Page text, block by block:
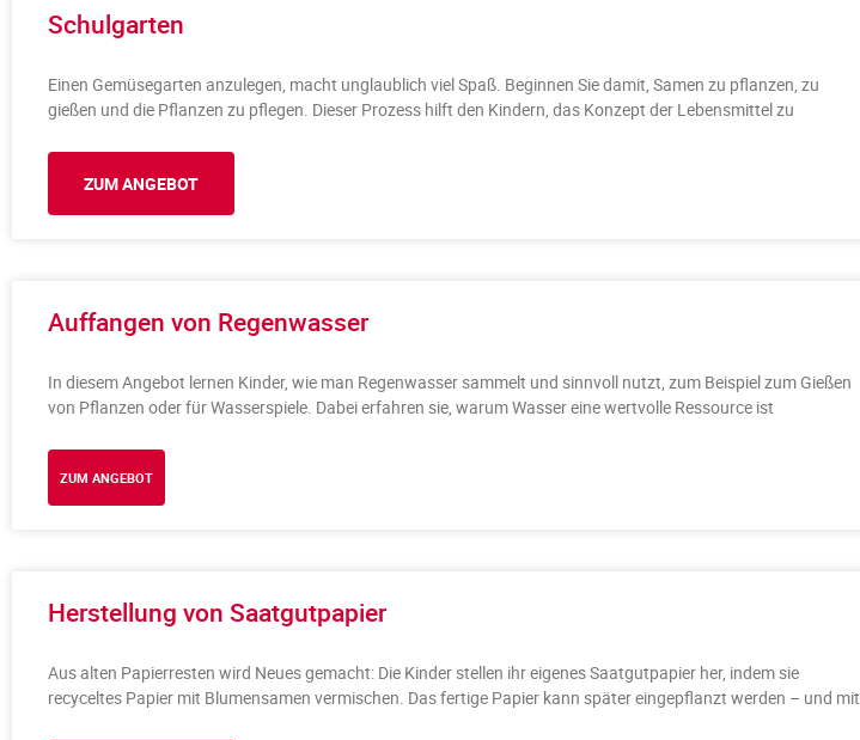
Schulgarten
Einen Gemüsegarten anzulegen, macht unglaublich viel Spaß. Beginnen Sie damit, Samen zu pflanzen, zu
gießen und die Pflanzen zu pflegen. Dieser Prozess hilft den Kindern, das Konzept der Lebensmittel zu
ZUM ANGEBOT
Auffangen von Regenwasser
In diesem Angebot lernen Kinder, wie man Regenwasser sammelt und sinnvoll nutzt, zum Beispiel zum Gießen
von Pflanzen oder für Wasserspiele. Dabei erfahren sie, warum Wasser eine wertvolle Ressource ist
ZUM ANGEBOT
Herstellung von Saatgutpapier
Aus alten Papierresten wird Neues gemacht: Die Kinder stellen ihr eigenes Saatgutpapier her, indem sie
recyceltes Papier mit Blumensamen vermischen. Das fertige Papier kann später eingepflanzt werden – und mit